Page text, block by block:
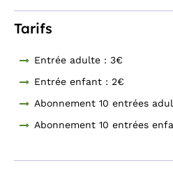
Tarifs
Entrée adulte : 3€
Entrée enfant : 2€
Abonnement 10 entrées
Abonnement 10 entrées